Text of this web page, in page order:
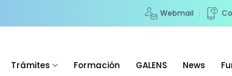
Webmail
Trámites Formación GALENS News